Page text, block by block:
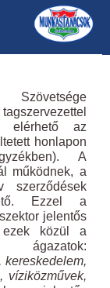
elérhető az
honlapon
A
működnek, a
szerződések
Ezzel a
jelentős
ezek közül a
ágazatok:
kereskedelem,
víziközművek,